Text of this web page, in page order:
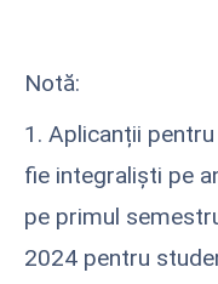
Notă:
1. Aplicanții
fie integraliști pe
pe primul
2024 pentru